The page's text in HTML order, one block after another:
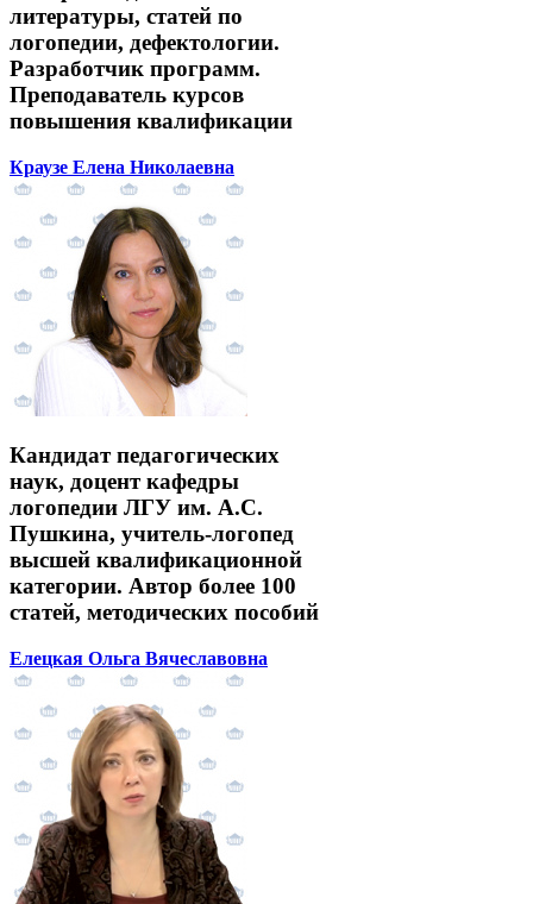
литературы, статей по
логопедии, дефектологии.
Разработчик программ.
Преподаватель курсов
повышения квалификации
Краузе Елена Николаевна
Кандидат педагогических
наук, доцент кафедры
логопедии ЛГУ им. А.С.
Пушкина, учитель-логопед
высшей квалификационной
категории. Автор более 100
статей, методических пособий
Елецкая Ольга Вячеславовна